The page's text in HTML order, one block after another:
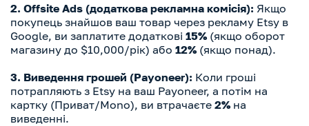
2. Offsite Ads (додаткова рекламна комісія): Якщо
покупець знайшов ваш товар через рекламу Etsy в
Google, ви заплатите додаткові 15% (якщо оборот
магазину до $10,000/рік) або 12% (якщо понад).
3. Виведення грошей (Payoneer): Коли гроші
потрапляють з Etsy на ваш Payoneer, а потім на
картку (Приват/Mono), ви втрачаєте 2% на
виведенні.